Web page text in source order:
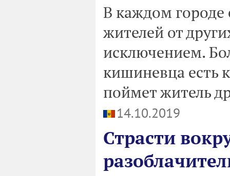
В каждом городе
жителей от
исключением.
кишиневца есть
поймет житель
14.10.2019
Страсти